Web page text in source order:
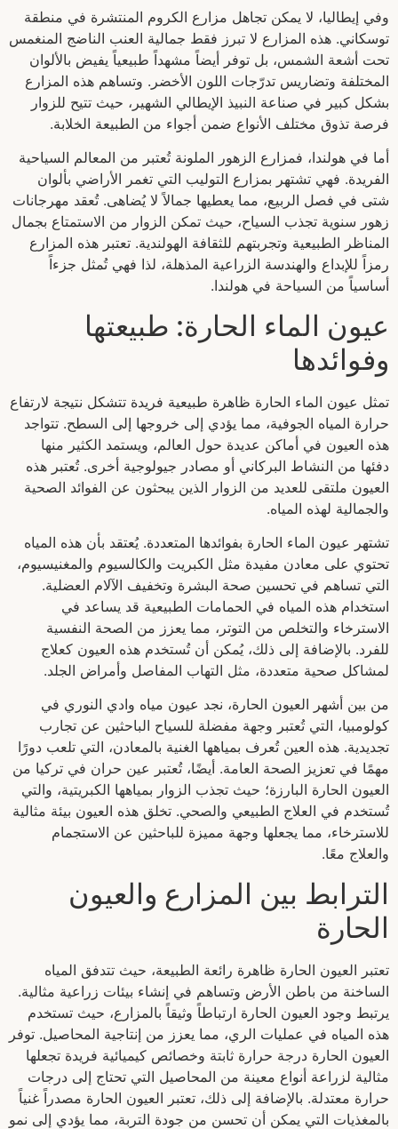
وفي إيطاليا، لا يمكن تجاهل مزارع الكروم المنتشرة في منطقة
توسكاني. هذه المزارع لا تبرز فقط جمالية العنب الناضج المنغمس
تحت أشعة الشمس، بل توفر أيضاً مشهداً طبيعياً يفيض بالألوان
المختلفة وتضاريس تدرّجات اللون الأخضر. وتساهم هذه المزارع
بشكل كبير في صناعة النبيذ الإيطالي الشهير، حيث تتيح للزوار
فرصة تذوق مختلف الأنواع ضمن أجواء من الطبيعة الخلابة.
أما في هولندا، فمزارع الزهور الملونة تُعتبر من المعالم السياحية
الفريدة. فهي تشتهر بمزارع التوليب التي تغمر الأراضي بألوان
شتى في فصل الربيع، مما يعطيها جمالاً لا يُضاهى. تُعقد مهرجانات
زهور سنوية تجذب السياح، حيث تمكن الزوار من الاستمتاع بجمال
المناظر الطبيعية وتجربتهم للثقافة الهولندية. تعتبر هذه المزارع
رمزاً للإبداع والهندسة الزراعية المذهلة، لذا فهي تُمثل جزءاً
أساسياً من السياحة في هولندا.
عيون الماء الحارة: طبيعتها
وفوائدها
تمثل عيون الماء الحارة ظاهرة طبيعية فريدة تتشكل نتيجة لارتفاع
حرارة المياه الجوفية، مما يؤدي إلى خروجها إلى السطح. تتواجد
هذه العيون في أماكن عديدة حول العالم، ويستمد الكثير منها
دفئها من النشاط البركاني أو مصادر جيولوجية أخرى. تُعتبر هذه
العيون ملتقى للعديد من الزوار الذين يبحثون عن الفوائد الصحية
والجمالية لهذه المياه.
تشتهر عيون الماء الحارة بفوائدها المتعددة. يُعتقد بأن هذه المياه
تحتوي على معادن مفيدة مثل الكبريت والكالسيوم والمغنيسيوم،
التي تساهم في تحسين صحة البشرة وتخفيف الآلام العضلية.
استخدام هذه المياه في الحمامات الطبيعية قد يساعد في
الاسترخاء والتخلص من التوتر، مما يعزز من الصحة النفسية
للفرد. بالإضافة إلى ذلك، يُمكن أن تُستخدم هذه العيون كعلاج
لمشاكل صحية متعددة، مثل التهاب المفاصل وأمراض الجلد.
من بين أشهر العيون الحارة، نجد عيون مياه وادي النوري في
كولومبيا، التي تُعتبر وجهة مفضلة للسياح الباحثين عن تجارب
تجديدية. هذه العين تُعرف بمياهها الغنية بالمعادن، التي تلعب دورًا
مهمًا في تعزيز الصحة العامة. أيضًا، تُعتبر عين حران في تركيا من
العيون الحارة البارزة؛ حيث تجذب الزوار بمياهها الكبريتية، والتي
تُستخدم في العلاج الطبيعي والصحي. تخلق هذه العيون بيئة مثالية
للاسترخاء، مما يجعلها وجهة مميزة للباحثين عن الاستجمام
والعلاج معًا.
الترابط بين المزارع والعيون
الحارة
تعتبر العيون الحارة ظاهرة رائعة الطبيعة، حيث تتدفق المياه
الساخنة من باطن الأرض وتساهم في إنشاء بيئات زراعية مثالية.
يرتبط وجود العيون الحارة ارتباطاً وثيقاً بالمزارع، حيث تستخدم
هذه المياه في عمليات الري، مما يعزز من إنتاجية المحاصيل. توفر
العيون الحارة درجة حرارة ثابتة وخصائص كيميائية فريدة تجعلها
مثالية لزراعة أنواع معينة من المحاصيل التي تحتاج إلى درجات
حرارة معتدلة. بالإضافة إلى ذلك، تعتبر العيون الحارة مصدراً غنياً
بالمغذيات التي يمكن أن تحسن من جودة التربة، مما يؤدي إلى نمو